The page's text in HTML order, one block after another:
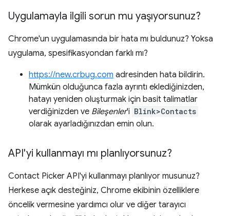
Uygulamayla ilgili sorun mu yaşıyorsunuz?
Chrome'un uygulamasında bir hata mı buldunuz? Yoksa
uygulama, spesifikasyondan farklı mı?
https://new.crbug.com adresinden hata bildirin.
Mümkün olduğunca fazla ayrıntı eklediğinizden,
hatayı yeniden oluşturmak için basit talimatlar
verdiğinizden ve Bileşenler'i Blink>Contacts
olarak ayarladığınızdan emin olun.
API'yi kullanmayı mı planlıyorsunuz?
Contact Picker API'yi kullanmayı planlıyor musunuz?
Herkese açık desteğiniz, Chrome ekibinin özelliklere
öncelik vermesine yardımcı olur ve diğer tarayıcı